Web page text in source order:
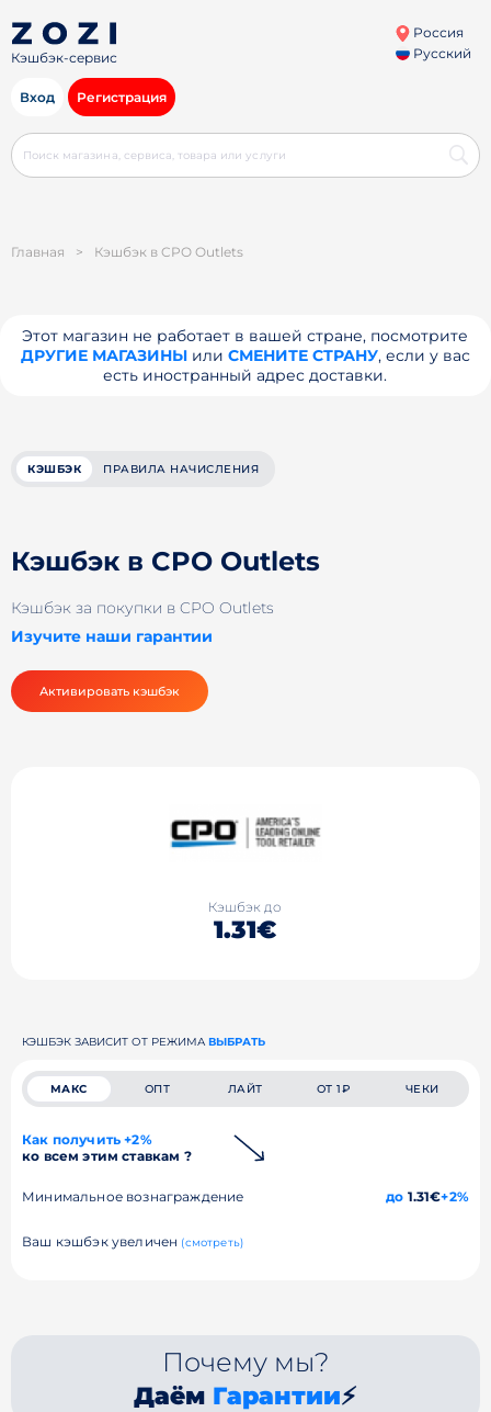
Кэшбэк-сервис
Россия
Русский
Вход Регистрация
Главная > Кэшбэк в CPO Outlets
Этот магазин не работает в вашей стране, посмотрите
ДРУГИЕ МАГАЗИНЫили СМЕНИТЕ СТРАНУ, если у вас
есть иностранный адрес доставки.
КЭШБЭК ПРАВИЛА НАЧИСЛЕНИЯ
Кэшбэк в CPO Outlets
Кэшбэк за покупки в CPO Outlets
Изучите наши гарантии
Активировать кэшбэк
Кэшбэк до
1.31€
КЭШБЭК ЗАВИСИТ ОТ РЕЖИМА ВЫБРАТЬ
МАКС ОПТ ЛАЙТ ОТ 1₽ ЧЕКИ
Как получить +2%
ко всем этим ставкам ?
Минимальное вознаграждение до 1.31€+2%
Ваш кэшбэк увеличен (смотреть)
Почему мы?
Даём Гарантии⚡